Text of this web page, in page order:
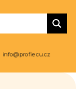
info@profiecu.cz